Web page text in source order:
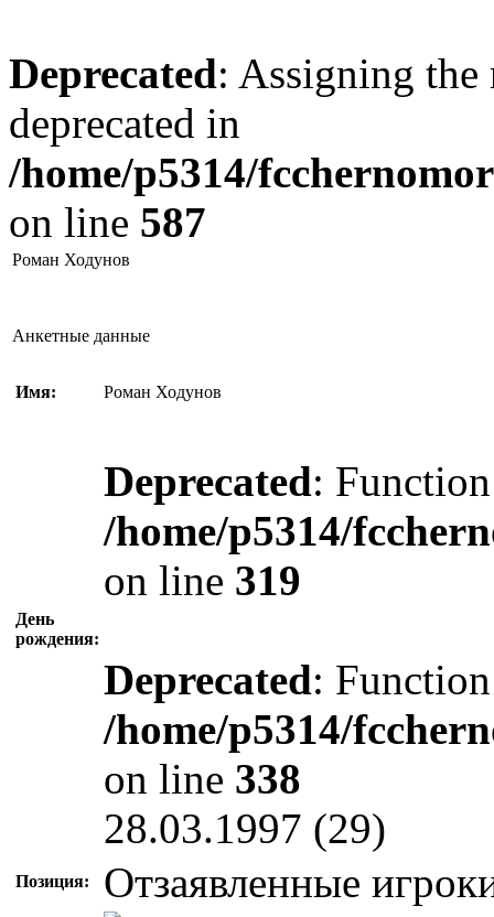
Deprecated: Assigning the
deprecated in
/home/p5314/
on line 587
Роман Ходунов
Анкетные данные
Имя: Роман Ходунов
День
рождения:
Deprecated:
/home/p5314/
on line 319
Deprecated:
/home/p5314/
on line 338
28.03.1997 (29)
Позиция: Отзаявленные